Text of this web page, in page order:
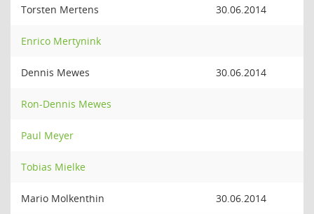
Torsten Mertens 30.06.2014
Enrico Mertynink
Dennis Mewes 30.06.2014
Ron-Dennis Mewes
Paul Meyer
Tobias Mielke
Mario Molkenthin 30.06.2014